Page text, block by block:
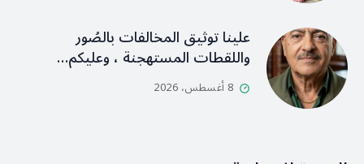
علينا توثيق المخالفات بالصُور
واللقطات المستهجنة ، وعليكم…
8 أغسطس، 2026